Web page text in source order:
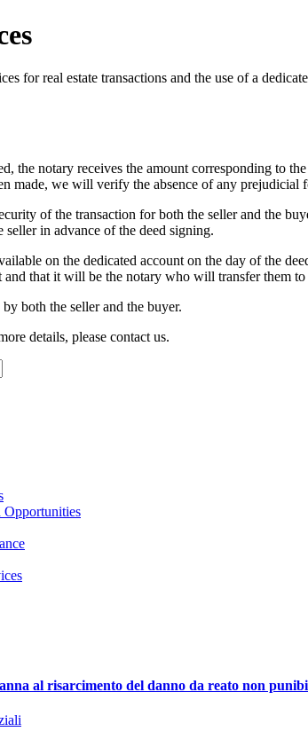
for real estate transactions and the use of a
the notary receives the amount corresponding to
made, we will verify the absence of any prejudicial
of the transaction for both the seller and the
seller in advance of the deed signing.
on the dedicated account on the day of the
and that it will be the notary who will transfer them
both the seller and the buyer.
details, please contact us.
Opportunities
al risarcimento del danno da reato non